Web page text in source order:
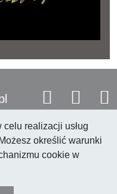
realizacji usług
określić warunki
cookie w